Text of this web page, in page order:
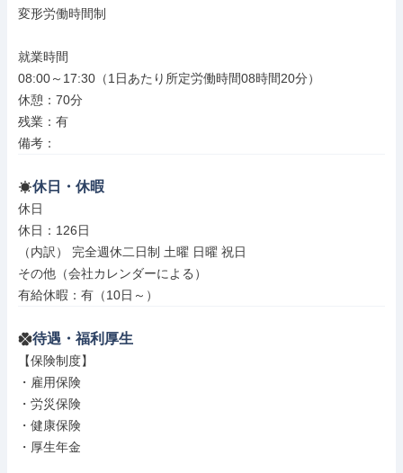
変形労働時間制
就業時間
08:00～17:30（1日あたり所定労働時間08時間20分）
休憩：70分
残業：有
備考：
休日・休暇
休日
休日：126日
（内訳） 完全週休二日制 土曜 日曜 祝日
その他（会社カレンダーによる）
有給休暇：有（10日～）
待遇・福利厚生
【保険制度】
・雇用保険
・労災保険
・健康保険
・厚生年金